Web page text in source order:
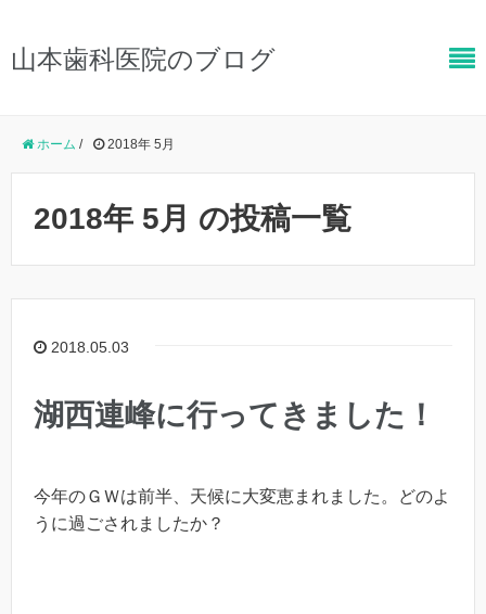
山本歯科医院のブログ
ホーム / 2018年 5月
2018年 5月 の投稿一覧
2018.05.03
湖西連峰に行ってきました！
今年のＧＷは前半、天候に大変恵まれました。どのよ
うに過ごされましたか？